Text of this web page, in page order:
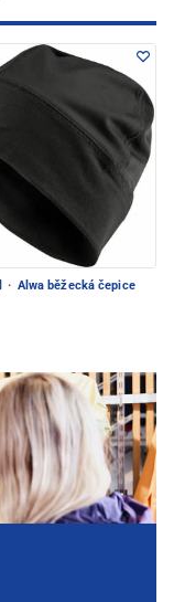
· Alwa běžecká čepice